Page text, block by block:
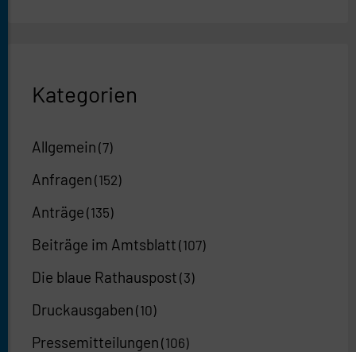
Kategorien
Allgemein (7)
Anfragen (152)
Anträge (135)
Beiträge im Amtsblatt (107)
Die blaue Rathauspost (3)
Druckausgaben (10)
Pressemitteilungen (106)